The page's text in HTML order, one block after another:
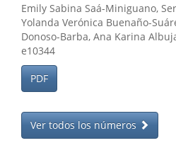
Emily Sabina Saá-Miniguano,
Yolanda Verónica Buenaño-
Donoso-Barba, Ana Karina
e10344
PDF
Ver todos los números